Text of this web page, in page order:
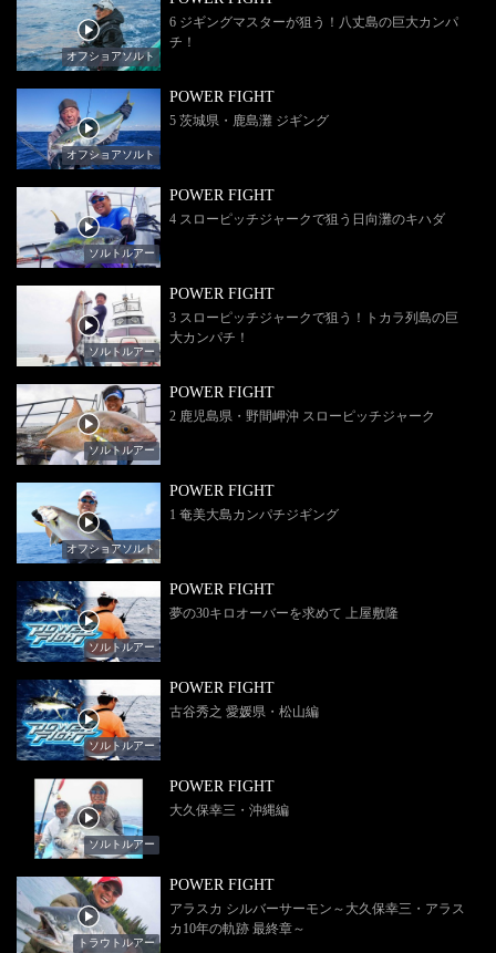
オフショアソルト
6 ジギングマスターが狙う！八丈島の巨大カンパ
チ！
オフショアソルト
POWER FIGHT
5 茨城県・鹿島灘 ジギング
ソルトルアー
POWER FIGHT
4 スローピッチジャークで狙う日向灘のキハダ
ソルトルアー
POWER FIGHT
3 スローピッチジャークで狙う！トカラ列島の巨
大カンパチ！
ソルトルアー
POWER FIGHT
2 鹿児島県・野間岬沖 スローピッチジャーク
オフショアソルト
POWER FIGHT
1 奄美大島カンパチジギング
ソルトルアー
POWER FIGHT
夢の30キロオーバーを求めて 上屋敷隆
ソルトルアー
POWER FIGHT
古谷秀之 愛媛県・松山編
ソルトルアー
POWER FIGHT
大久保幸三・沖縄編
トラウトルアー
POWER FIGHT
アラスカ シルバーサーモン～大久保幸三・アラス
カ10年の軌跡 最終章～